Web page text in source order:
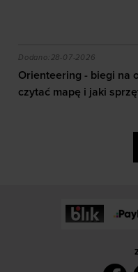
efekty daje trening?
Orienteering - biegi
Dodano:28-07-2026
Orienteering - biegi na
czytać mapę i jaki